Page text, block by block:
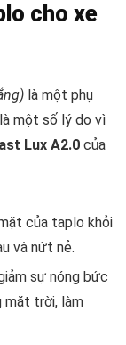
cho xe
là một phụ
một số lý do vì
Lux A2.0 của
của taplo khỏi
và nứt nẻ.
sự nóng bức
mặt trời, làm